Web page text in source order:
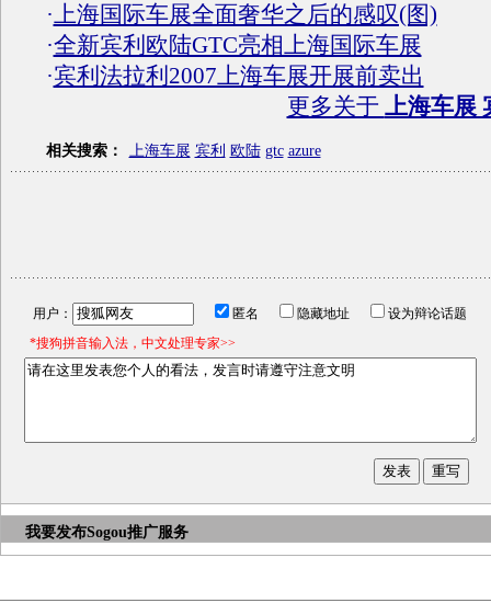
·上海国际车展全面奢华之后的感叹(图)
·全新宾利欧陆GTC亮相上海国际车展
·宾利法拉利2007上海车展开展前卖出
更多关于 上海车展
相关搜索： 上海车展 宾利 欧陆 gtc azure
用户： 匿名 隐藏地址
设为辩论话题
*搜狗拼音输入法，中文处理专家>>
我要发布Sogou推广服务